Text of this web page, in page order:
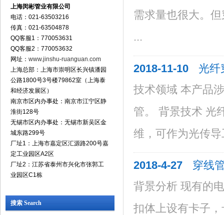
上海闵彬管业有限公司
电话：021-63503216
传真：021-63504878
QQ客服1：770053631
QQ客服2：770053632
网址： www.jinshu-ruanguan.com
上海总部：上海市崇明区长兴镇潘园
公路1800号3号楼79862室（上海泰
和经济发展区）
南京市区内办事处：南京市江宁区静
淮街128号
无锡市区内办事处：无锡市新吴区金
城东路299号
厂址1：上海市嘉定区汇源路200号嘉
定工业园区A2区
厂址2：江苏省泰州市兴化市张郭工
业园区C1栋
搜索 Search
需求量也很大。
...
2018-11-10
光纤
技术领域 本产品
管。 背景技术 光
维，可作为光传
2018-4-27
穿线
背景分析 现有的
扣体上设有卡子